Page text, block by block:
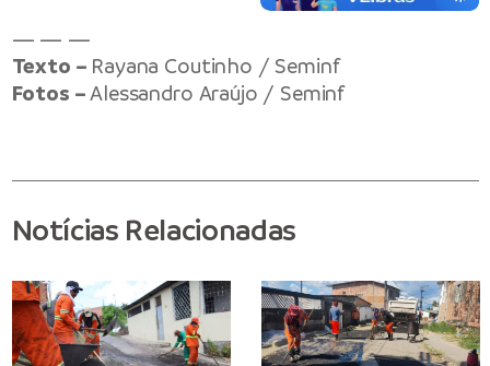
— — —
Texto – Rayana Coutinho / Seminf
Fotos –Alessandro Araújo / Seminf
Notícias Relacionadas